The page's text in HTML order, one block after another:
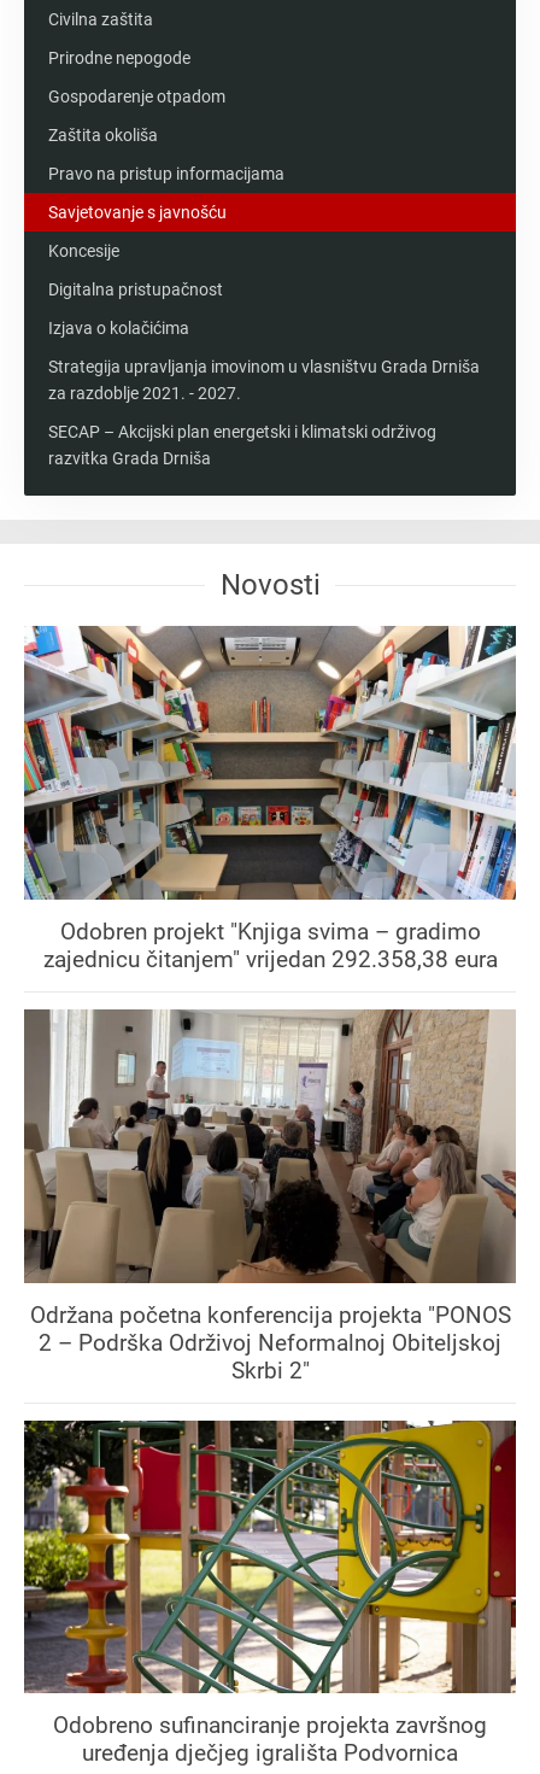
Civilna zaštita
Prirodne nepogode
Gospodarenje otpadom
Zaštita okoliša
Pravo na pristup informacijama
Savjetovanje s javnošću
Koncesije
Digitalna pristupačnost
Izjava o kolačićima
Strategija upravljanja imovinom u vlasništvu Grada Drniša
za razdoblje 2021. - 2027.
SECAP – Akcijski plan energetski i klimatski održivog
razvitka Grada Drniša
Novosti
Odobren projekt "Knjiga svima – gradimo
zajednicu čitanjem" vrijedan 292.358,38 eura
Održana početna konferencija projekta "PONOS
2 – Podrška Održivoj Neformalnoj Obiteljskoj
Skrbi 2"
Odobreno sufinanciranje projekta završnog
uređenja dječjeg igrališta Podvornica